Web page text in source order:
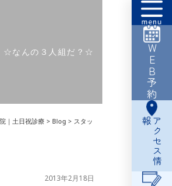
WEB予約
ア
ク
セ
ス
情
報
☆なんの３人組だ？☆
｜土日祝診療 > Blog > スタッ
2013年2月18日